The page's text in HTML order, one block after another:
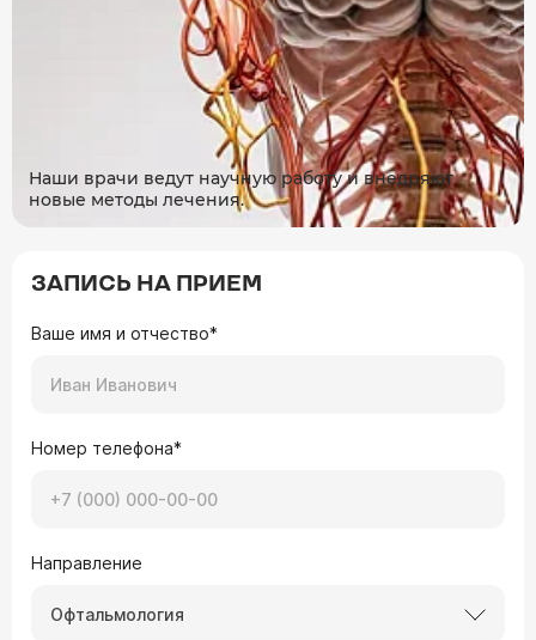
Наши врачи ведут научную работу и внедряют
новые методы лечения.
ЗАПИСЬ НА ПРИЕМ
Ваше имя и отчество*
Номер телефона*
Направление
Офтальмология